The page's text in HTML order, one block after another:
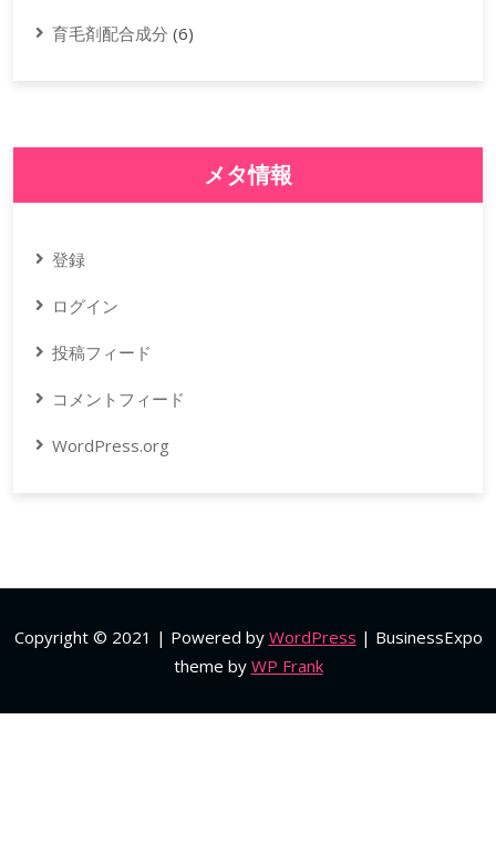
育毛剤配合成分 (6)
メタ情報
登録
ログイン
投稿フィード
コメントフィード
WordPress.org
Copyright © 2021 | Powered by WordPress | BusinessExpo
theme by WP Frank